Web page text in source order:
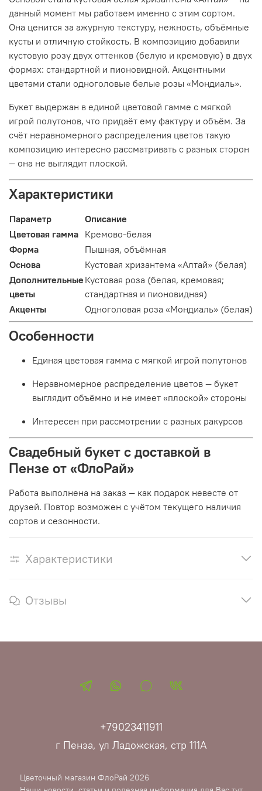
данный момент мы работаем именно с этим сортом.
Она ценится за ажурную текстуру, нежность, объёмные
кусты и отличную стойкость. В композицию добавили
кустовую розу двух оттенков (белую и кремовую) в двух
формах: стандартной и пионовидной. Акцентными
цветами стали одноголовые белые розы «Мондиаль».
Букет выдержан в единой цветовой гамме с мягкой
игрой полутонов, что придаёт ему фактуру и объём. За
счёт неравномерного распределения цветов такую
композицию интересно рассматривать с разных сторон
— она не выглядит плоской.
Характеристики
Параметр
Описание
Цветовая гамма Кремово-белая
Форма
Пышная, объёмная
Основа
Кустовая хризантема «Алтай» (белая)
Дополнительные
цветы
Кустовая роза (белая, кремовая;
стандартная и пионовидная)
Акценты
Одноголовая роза «Мондиаль» (белая)
Особенности
Единая цветовая гамма с мягкой игрой полутонов
Неравномерное распределение цветов — букет
выглядит объёмно и не имеет «плоской» стороны
Интересен при рассмотрении с разных ракурсов
Свадебный букет с доставкой в
Пензе от «ФлоРай»
Работа выполнена на заказ — как подарок невесте от
друзей. Повтор возможен с учётом текущего наличия
сортов и сезонности.
Характеристики
Отзывы
+79023411911
г Пенза, ул Ладожская, стр 111А
Цветочный магазин ФлоРай 2026